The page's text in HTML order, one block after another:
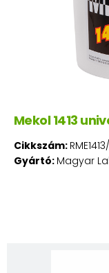
Mekol 1413
Cikkszám:
Gyártó: Magyar